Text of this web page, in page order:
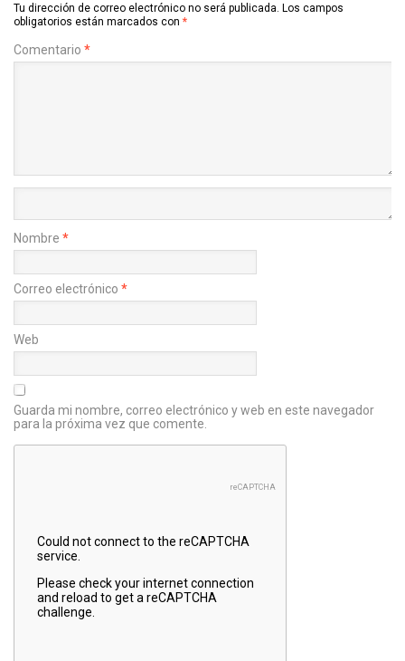
Tu dirección de correo electrónico no será publicada. Los campos
obligatorios están marcados con *
Comentario *
Nombre *
Correo electrónico *
Web
Guarda mi nombre, correo electrónico y web en este navegador
para la próxima vez que comente.